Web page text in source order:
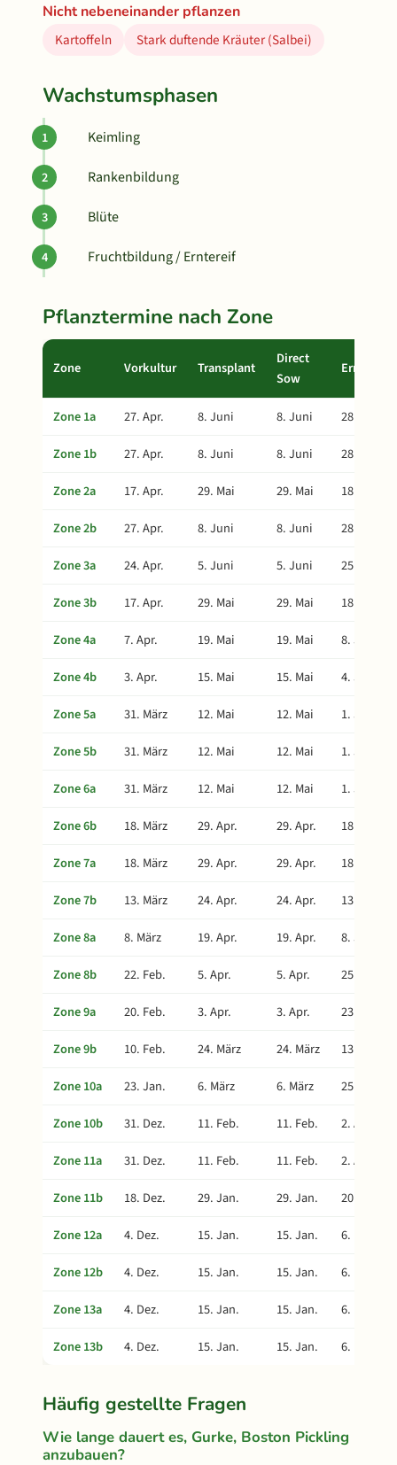
Nicht nebeneinander pflanzen
Kartoffeln
Stark duftende Kräuter (Salbei)
Wachstumsphasen
Keimling
Rankenbildung
Blüte
Fruchtbildung / Erntereif
Pflanztermine nach Zone
Zone Vorkultur Transplant
Direct
Sow
Ernte
Zone 1a 27. Apr. 8. Juni 8. Juni
28. Juli
Zone 1b
27. Apr. 8. Juni 8. Juni
28. Juli
Zone 2a
17. Apr. 29. Mai 29. Mai
18. Juli
Zone 2b
27. Apr. 8. Juni 8. Juni
28. Juli
Zone 3a
24. Apr. 5. Juni 5. Juni
25. Juli
Zone 3b
17. Apr. 29. Mai 29. Mai
18. Juli
Zone 4a
7. Apr. 19. Mai 19. Mai
8. Juli
Zone 4b
3. Apr. 15. Mai 15. Mai
4. Juli
Zone 5a
31. März 12. Mai 12. Mai
1. Juli
Zone 5b
31. März 12. Mai 12. Mai
1. Juli
Zone 6a
31. März 12. Mai 12. Mai
1. Juli
Zone 6b
18. März 29. Apr. 29. Apr.
18. Juni
Zone 7a
18. März 29. Apr. 29. Apr.
18. Juni
Zone 7b
13. März 24. Apr. 24. Apr.
13. Juni
Zone 8a
8. März 19. Apr. 19. Apr.
8. Juni
Zone 8b
22. Feb. 5. Apr. 5. Apr.
25. Mai
Zone 9a
20. Feb. 3. Apr. 3. Apr.
23. Mai
Zone 9b
10. Feb. 24. März 24. März
13. Mai
Zone 10a
23. Jan. 6. März 6. März
25. Apr.
Zone 10b
31. Dez. 11. Feb. 11. Feb.
2. Apr.
Zone 11a
31. Dez. 11. Feb. 11. Feb.
2. Apr.
Zone 11b
18. Dez. 29. Jan. 29. Jan.
20. März
Zone 12a
4. Dez. 15. Jan. 15. Jan.
6. März
Zone 12b
4. Dez. 15. Jan. 15. Jan.
6. März
Zone 13a
4. Dez. 15. Jan. 15. Jan.
6. März
Zone 13b
4. Dez. 15. Jan. 15. Jan. 6. März
Häufig gestellte Fragen
Wie lange dauert es, Gurke, Boston Pickling
anzubauen?